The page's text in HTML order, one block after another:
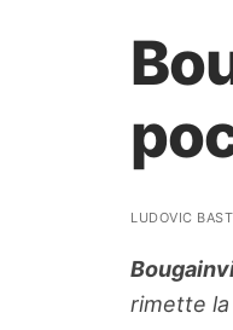
LUDOVIC
rimette la